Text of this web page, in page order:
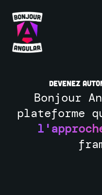
Devenez
Bonjour
plateforme